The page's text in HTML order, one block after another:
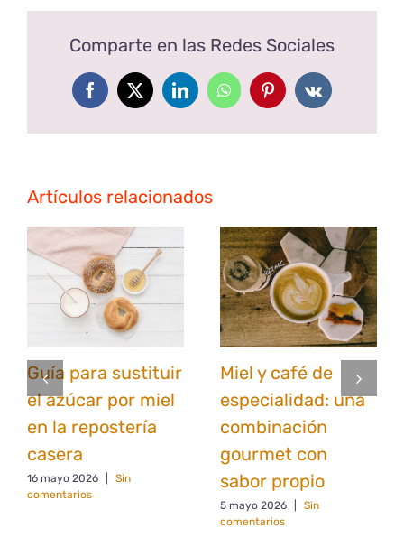
Comparte en las Redes Sociales
Facebook
X LinkedInWhatsAppPinterestVk
Artículos relacionados
Guía para sustituir
el azúcar por miel
en la repostería
casera
16 mayo 2026
Sin
comentarios
Miel y café de
especialidad: una
combinación
gourmet con
sabor propio
5 mayo 2026
Sin
comentarios